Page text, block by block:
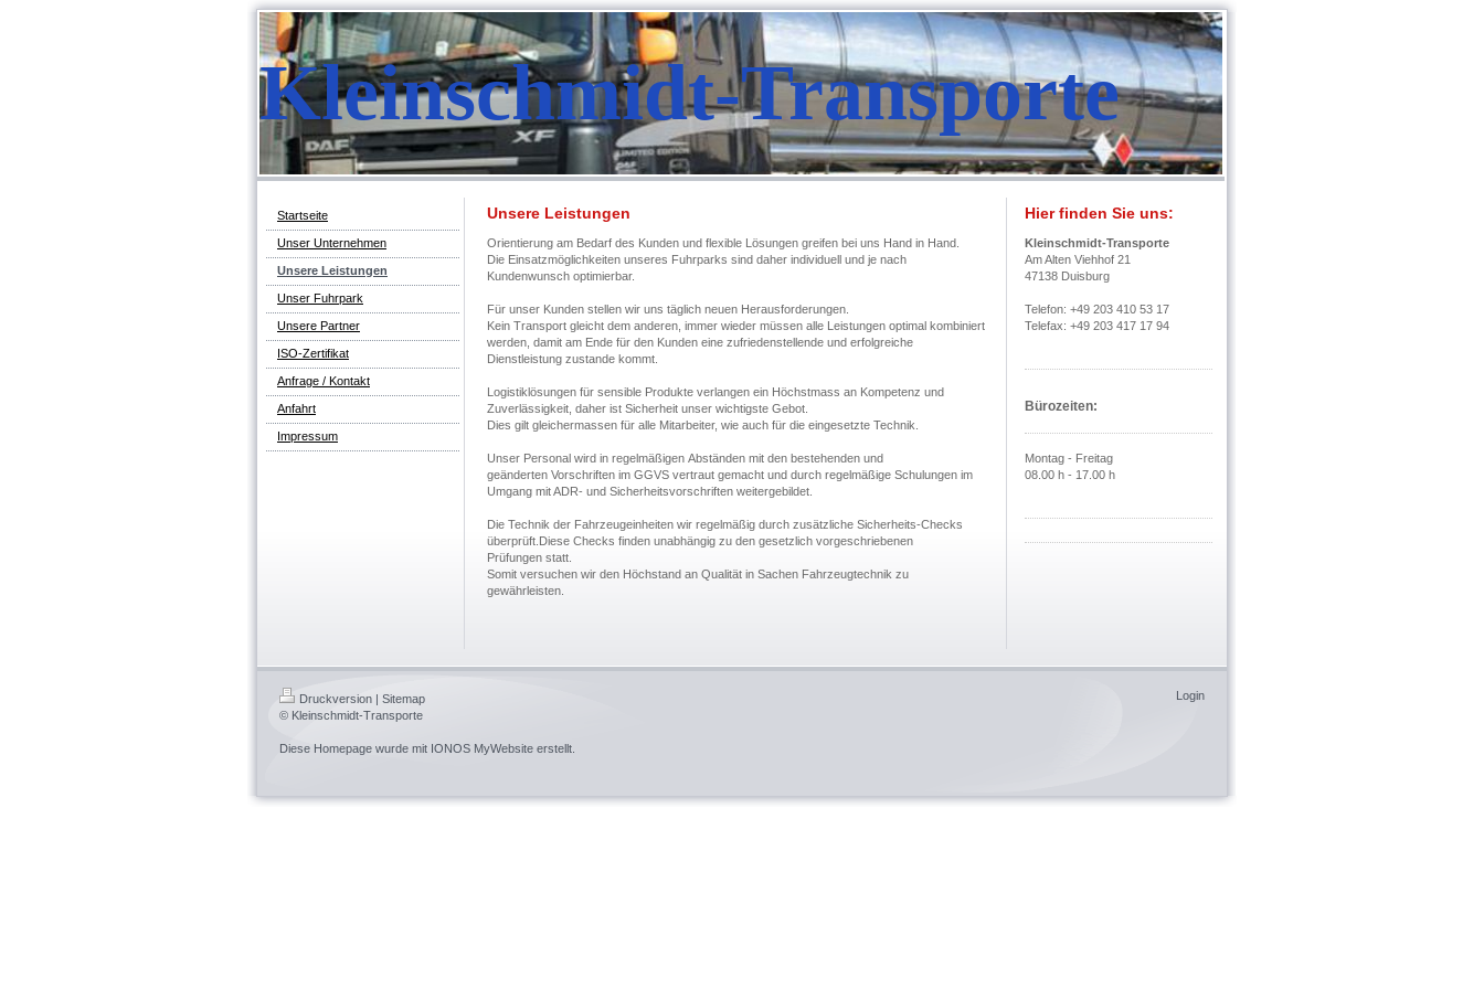
Kleinschmidt-Transporte
Startseite
Unser Unternehmen
Unsere Leistungen
Unser Fuhrpark
Unsere Partner
ISO-Zertifikat
Anfrage / Kontakt
Anfahrt
Impressum
Unsere Leistungen
Orientierung am Bedarf des Kunden und flexible Lösungen greifen bei uns Hand in Hand.
Die Einsatzmöglichkeiten unseres Fuhrparks sind daher individuell und je nach
Kundenwunsch optimierbar.
Für unser Kunden stellen wir uns täglich neuen Herausforderungen.
Kein Transport gleicht dem anderen, immer wieder müssen alle Leistungen optimal kombiniert
werden, damit am Ende für den Kunden eine zufriedenstellende und erfolgreiche
Dienstleistung zustande kommt.
Logistiklösungen für sensible Produkte verlangen ein Höchstmass an Kompetenz und
Zuverlässigkeit, daher ist Sicherheit unser wichtigste Gebot.
Dies gilt gleichermassen für alle Mitarbeiter, wie auch für die eingesetzte Technik.
Unser Personal wird in regelmäßigen Abständen mit den bestehenden und
geänderten Vorschriften im GGVS vertraut gemacht und durch regelmäßige Schulungen im
Umgang mit ADR- und Sicherheitsvorschriften weitergebildet.
Die Technik der Fahrzeugeinheiten wir regelmäßig durch zusätzliche Sicherheits-Checks
überprüft.Diese Checks finden unabhängig zu den gesetzlich vorgeschriebenen
Prüfungen statt.
Somit versuchen wir den Höchstand an Qualität in Sachen Fahrzeugtechnik zu
gewährleisten.
Hier finden Sie uns:
Kleinschmidt-Transporte
Am Alten Viehhof 21
47138 Duisburg
Telefon: +49 203 410 53 17
Telefax: +49 203 417 17 94
Bürozeiten:
Montag - Freitag
08.00 h - 17.00 h
Druckversion | Sitemap
© Kleinschmidt-Transporte
Diese Homepage wurde mit IONOS MyWebsite erstellt.
Login